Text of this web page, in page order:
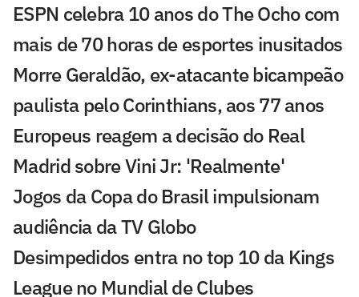
ESPN celebra 10 anos do The Ocho com
mais de 70 horas de esportes inusitados
Morre Geraldão, ex-atacante bicampeão
paulista pelo Corinthians, aos 77 anos
Europeus reagem a decisão do Real
Madrid sobre Vini Jr: 'Realmente'
Jogos da Copa do Brasil impulsionam
audiência da TV Globo
Desimpedidos entra no top 10 da Kings
League no Mundial de Clubes